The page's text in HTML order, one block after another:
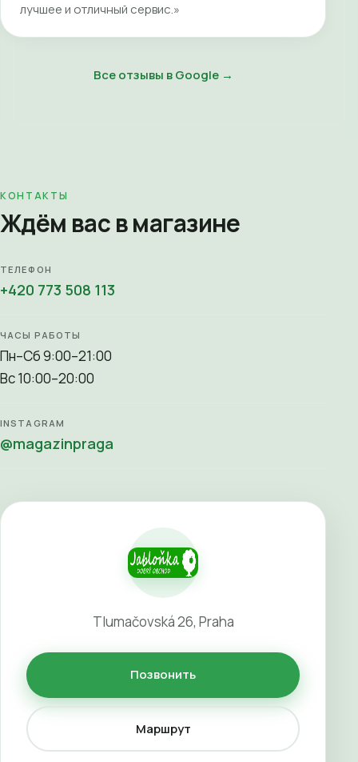
лучшее и отличный сервис.»
Все отзывы в Google →
КОНТАКТЫ
Ждём вас в магазине
ТЕЛЕФОН
+420 773 508 113
ЧАСЫ РАБОТЫ
Пн–Сб 9:00–21:00
Вс 10:00–20:00
INSTAGRAM
@magazinpraga
Tlumačovská 26, Praha
Позвонить
Маршрут